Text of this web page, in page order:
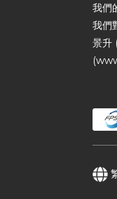
我們
我們
景升